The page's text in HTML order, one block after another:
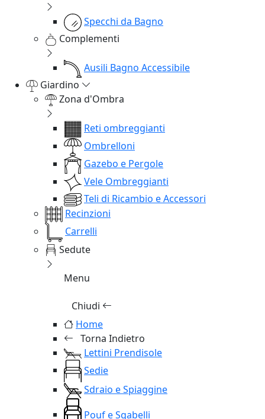
Specchi da Bagno
Complementi
Ausili Bagno Accessibile
Giardino
Zona d'Ombra
Reti ombreggianti
Ombrelloni
Gazebo e Pergole
Vele Ombreggianti
Teli di Ricambio e Accessori
Recinzioni
Carrelli
Sedute
Menu
Chiudi
Home
Torna Indietro
Lettini Prendisole
Sedie
Sdraio e Spiaggine
Pouf e Sgabelli